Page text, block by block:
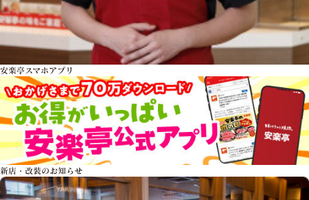
安楽亭スマホアプリ
新店・改装のお知らせ